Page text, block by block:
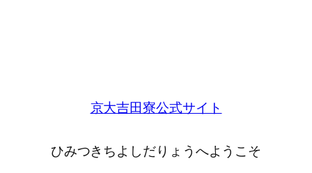
京大吉田寮公式サイト
ひみつきちよしだりょうへようこそ